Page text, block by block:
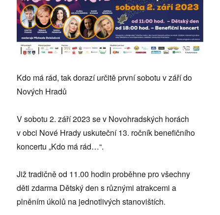
Kdo má rád, tak dorazí určitě první sobotu v září do
Nových Hradů
V sobotu 2. září 2023 se v Novohradských horách
v obci Nové Hrady uskuteční 13. ročník benefičního
koncertu „Kdo má rád…“.
Již tradičně od 11.00 hodin proběhne pro všechny
děti zdarma Dětský den s různými atrakcemi a
plněním úkolů na jednotlivých stanovištích.